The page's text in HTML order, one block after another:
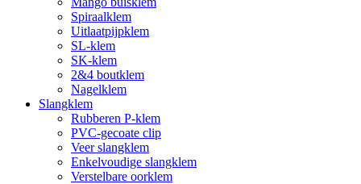
Spiraalklem
Uitlaatpijpklem
SL-klem
SK-klem
2&4 boutklem
Nagelklem
Slangklem
Rubberen P-klem
PVC-gecoate clip
Veer slangklem
Enkelvoudige slangklem
Verstelbare oorklem